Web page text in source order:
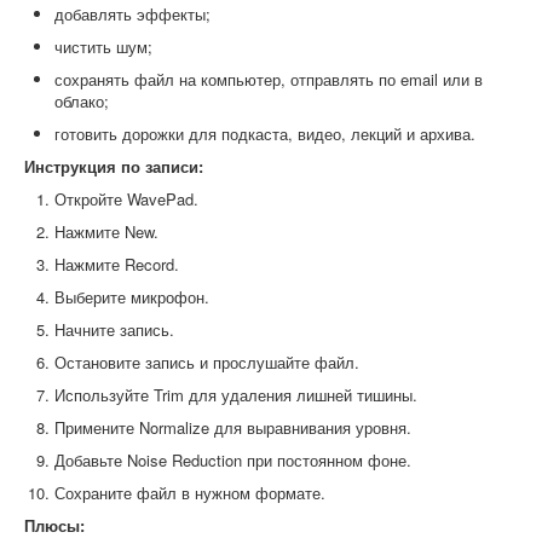
добавлять эффекты;
чистить шум;
сохранять файл на компьютер, отправлять по email или в
облако;
готовить дорожки для подкаста, видео, лекций и архива.
Инструкция по записи:
Откройте WavePad.
Нажмите New.
Нажмите Record.
Выберите микрофон.
Начните запись.
Остановите запись и прослушайте файл.
Используйте Trim для удаления лишней тишины.
Примените Normalize для выравнивания уровня.
Добавьте Noise Reduction при постоянном фоне.
Сохраните файл в нужном формате.
Плюсы: